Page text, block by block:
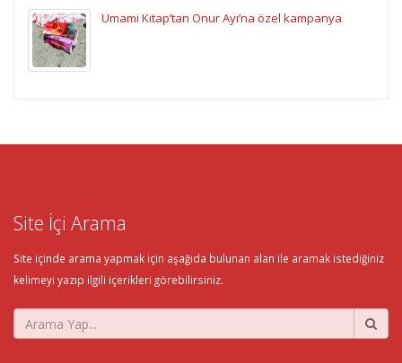
Umami Kitap’tan Onur Ayı’na özel kampanya
Site İçi Arama
Site içinde arama yapmak için aşağıda bulunan alan ile aramak istediğiniz
kelimeyi yazıp ilgili içerikleri görebilirsiniz.